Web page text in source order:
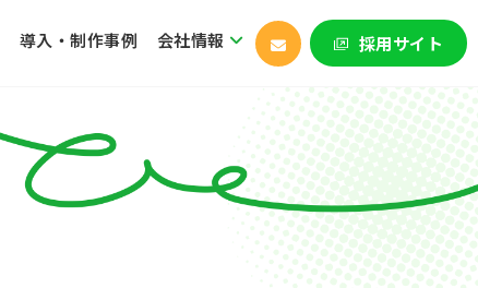
導入・制作事例 会社情報 採用サイト